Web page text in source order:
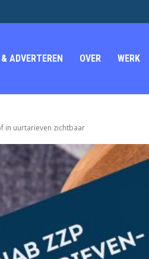
ADVERTEREN OVER WERK
in uurtarieven zichtbaar